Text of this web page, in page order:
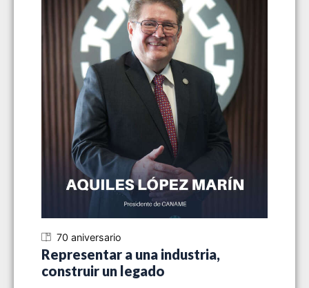
70 aniversario
Representar a una industria,
construir un legado